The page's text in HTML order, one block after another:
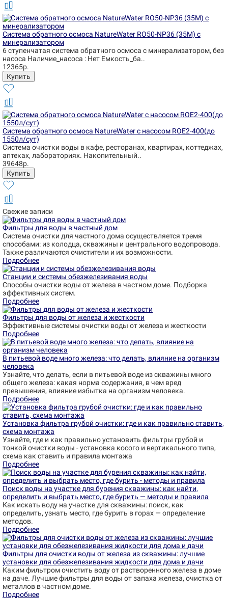
Система обратного осмоса NatureWater RO50-NP36 (35М) с
минерализатором
6 ступенчатая система обратного осмоса с минерализатором, без
насоса Наличие_насоса : Нет Емкость_ба..
12365р.
Система обратного осмоса NatureWater с насосом ROE2-400(до
1550л/сут)
Система очистки воды в кафе, ресторанах, квартирах, коттеджах,
аптеках, лабораториях. Накопительный..
39648р.
Свежие записи
Фильтры для воды в частный дом
Система очистки для частного дома осуществляется тремя
способами: из колодца, скважины и центрального водопровода.
Также различаются очистители и их возможности.
Подробнее
Станции и системы обезжелезивания воды
Способы очистки воды от железа в частном доме. Подборка
эффективных систем.
Подробнее
Фильтры для воды от железа и жесткости
Эффективные системы очистки воды от железа и жесткости
Подробнее
В питьевой воде много железа: что делать, влияние на организм
человека
Узнайте, что делать, если в питьевой воде из скважины много
общего железа: какая норма содержания, в чем вред
превышения, влияние избытка на организм человека.
Подробнее
Установка фильтра грубой очистки: где и как правильно ставить,
схема монтажа
Узнайте, где и как правильно установить фильтры грубой и
тонкой очистки воды - установка косого и вертикального типа,
схема как ставить и правила монтажа
Подробнее
Поиск воды на участке для бурения скважины: как найти,
определить и выбрать место, где бурить — методы и правила
Как искать воду на участке для скважины: поиск, как
определить, узнать место, где бурить в горах — определение
методов.
Подробнее
Фильтры для очистки воды от железа из скважины: лучшие
установки для обезжелезивания жидкости для дома и дачи
Каким фильтром очистить воду от растворенного железа в доме
на даче. Лучшие фильтры для воды от запаха железа, очистка от
металлов в частном доме.
Подробнее